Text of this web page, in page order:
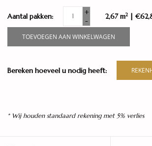
Aantal pakken:
+
-
2,67 m2 |
TOEVOEGEN AAN WINKELWAGEN
Bereken hoeveel u nodig heeft:
* Wij houden standaard rekening met 5% verlies